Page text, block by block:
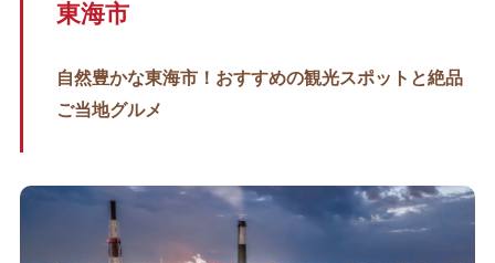
東海市
自然豊かな東海市！おすすめの観光スポットと絶品
ご当地グルメ